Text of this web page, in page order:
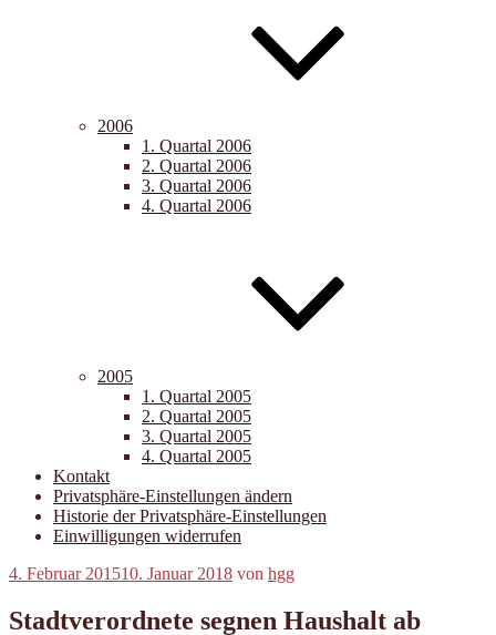
2006
1. Quartal 2006
2. Quartal 2006
3. Quartal 2006
4. Quartal 2006
2005
1. Quartal 2005
2. Quartal 2005
3. Quartal 2005
4. Quartal 2005
Kontakt
Privatsphäre-Einstellungen ändern
Historie der Privatsphäre-Einstellungen
Einwilligungen widerrufen
Veröffentlicht
4. Februar 201510. Januar 2018 von hgg
Stadtverordnete segnen Haushalt ab